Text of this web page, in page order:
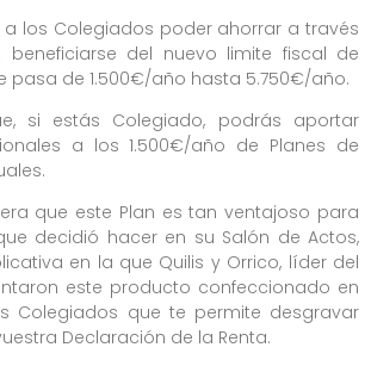
a los Colegiados poder ahorrar a través
del nuevo limite fiscal de
pasa de 1.500€/año hasta 5.750€/año.
si estás Colegiado, podrás aportar
a los 1.500€/año de Planes de
que este Plan es tan ventajoso para
decidió hacer en su Salón de Actos,
en la que Quilis y Orrico, líder del
este producto confeccionado en
Colegiados que te permite desgravar
Declaración de la Renta.